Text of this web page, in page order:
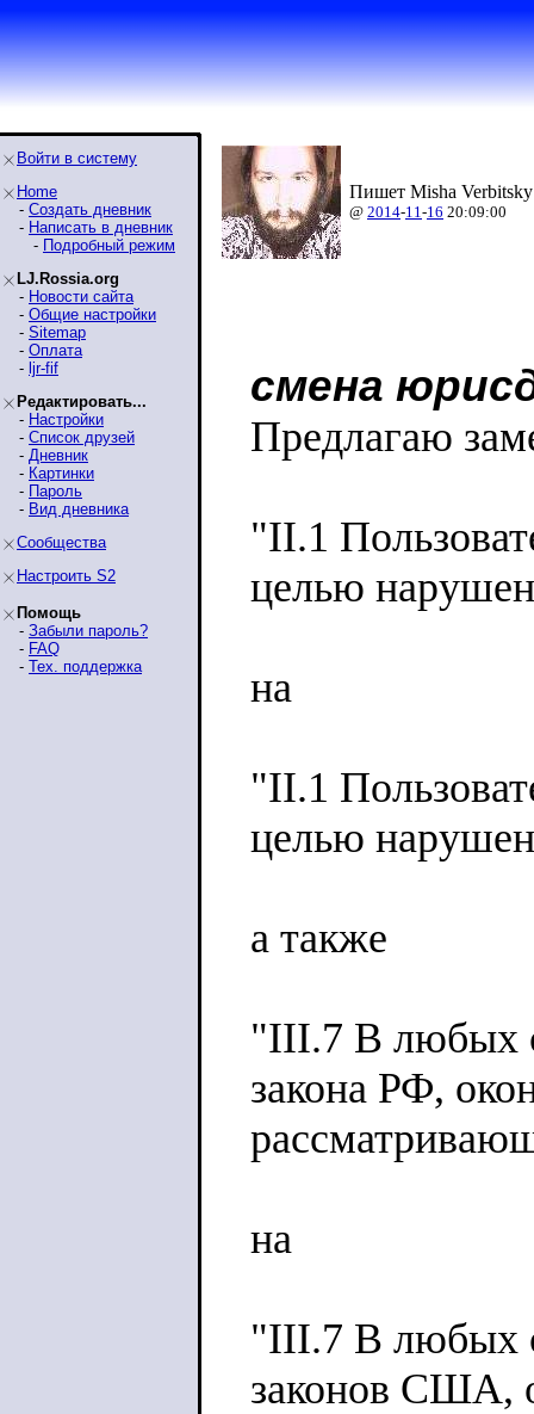
Войти в систему
Home
- Создать дневник
- Написать в дневник
- Подробный режим
LJ.Rossia.org
- Новости сайта
- Общие настройки
- Sitemap
- Оплата
- ljr-fif
Редактировать...
- Настройки
- Список друзей
- Дневник
- Картинки
- Пароль
- Вид дневника
Сообщества
Настроить S2
Помощь
- Забыли пароль?
- FAQ
- Тех. поддержка
Пишет Misha
@ 2014-11-16 20:09:00
смена
Предлагаю
"II.1
целью
на
"II.1
целью
а также
"III.7 В любых
закона РФ,
на
"III.7 В любых
законов США,